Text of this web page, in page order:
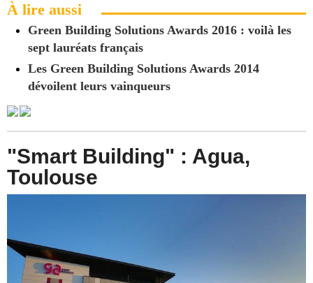
À lire aussi
Green Building Solutions Awards 2016 : voilà les
sept lauréats français
Les Green Building Solutions Awards 2014
dévoilent leurs vainqueurs
"Smart Building" : Agua,
Toulouse